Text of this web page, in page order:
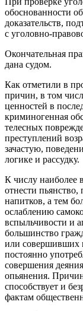
обоснованности
доказательств,
с уголовно-
Окончательная
дана судом.
Как отметили в
причин, в том
ценностей в
криминогенная
телесных
преступлений
зачастую,
логике и рассудку.
К числу наиболее
отнести
напитков, а тем
ослаблению
вспыльчивости и
большинство
или совершивших
постоянно
совершения
опьянения.
способствует и
фактам